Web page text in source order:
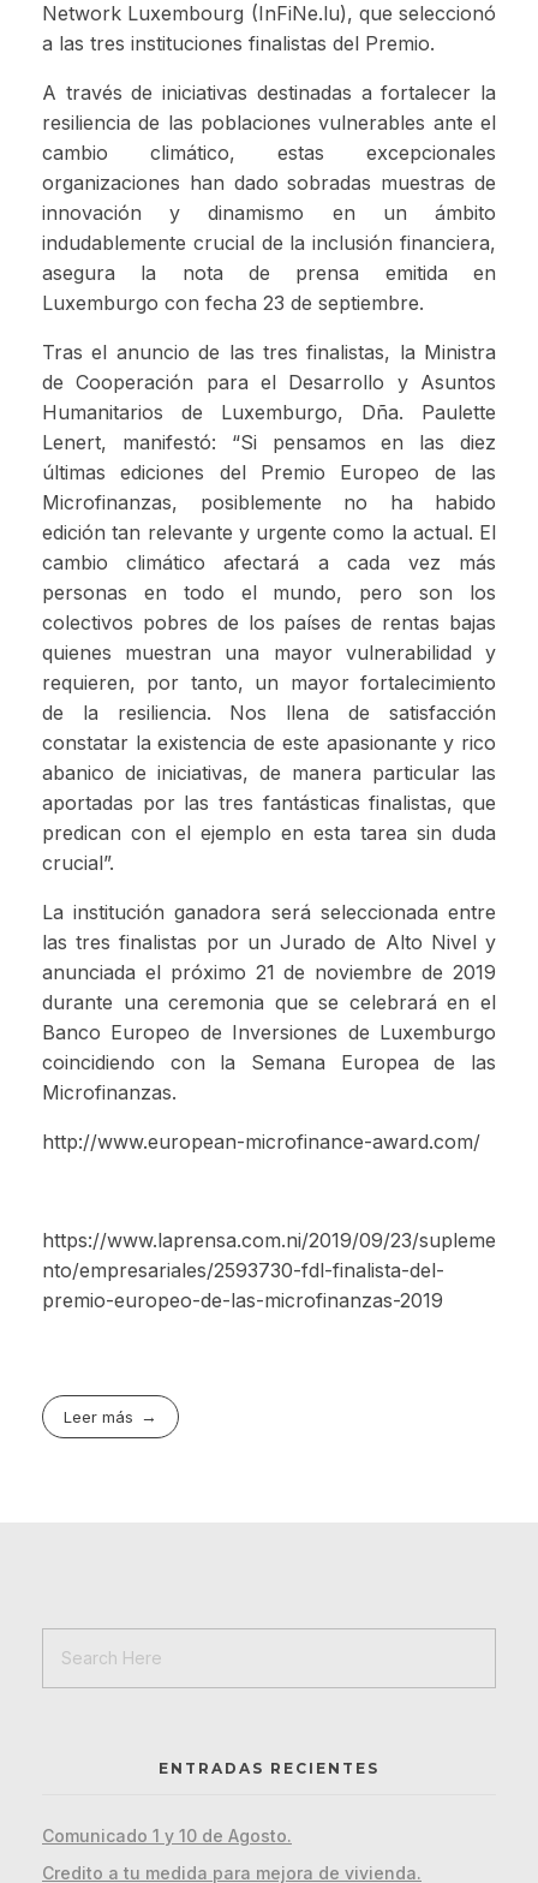
Network Luxembourg (InFiNe.lu), que seleccionó
a las tres instituciones finalistas del Premio.
A través de iniciativas destinadas a fortalecer la
resiliencia de las poblaciones vulnerables ante el
cambio climático, estas excepcionales
organizaciones han dado sobradas muestras de
innovación y dinamismo en un ámbito
indudablemente crucial de la inclusión financiera,
asegura la nota de prensa emitida en
Luxemburgo con fecha 23 de septiembre.
Tras el anuncio de las tres finalistas, la Ministra
de Cooperación para el Desarrollo y Asuntos
Humanitarios de Luxemburgo, Dña. Paulette
Lenert, manifestó: “Si pensamos en las diez
últimas ediciones del Premio Europeo de las
Microfinanzas, posiblemente no ha habido
edición tan relevante y urgente como la actual. El
cambio climático afectará a cada vez más
personas en todo el mundo, pero son los
colectivos pobres de los países de rentas bajas
quienes muestran una mayor vulnerabilidad y
requieren, por tanto, un mayor fortalecimiento
de la resiliencia. Nos llena de satisfacción
constatar la existencia de este apasionante y rico
abanico de iniciativas, de manera particular las
aportadas por las tres fantásticas finalistas, que
predican con el ejemplo en esta tarea sin duda
crucial”.
La institución ganadora será seleccionada entre
las tres finalistas por un Jurado de Alto Nivel y
anunciada el próximo 21 de noviembre de 2019
durante una ceremonia que se celebrará en el
Banco Europeo de Inversiones de Luxemburgo
coincidiendo con la Semana Europea de las
Microfinanzas.
http://www.european-microfinance-award.com/
https://www.laprensa.com.ni/2019/09/23/supleme
nto/empresariales/2593730-fdl-finalista-del-
premio-europeo-de-las-microfinanzas-2019
Leer más
ENTRADAS RECIENTES
Comunicado 1 y 10 de Agosto.
Credito a tu medida para mejora de vivienda.